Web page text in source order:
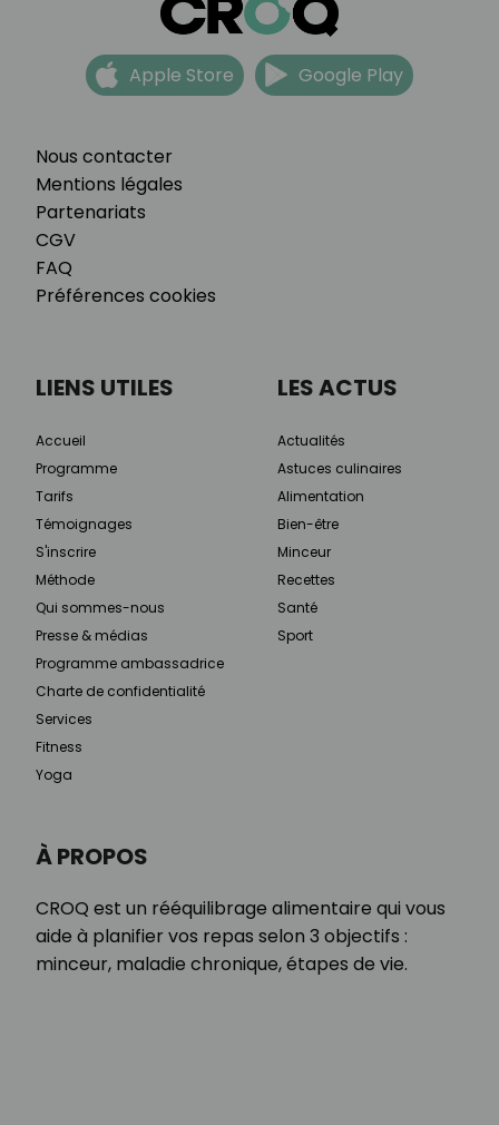
Nous contacter
Mentions légales
Partenariats
CGV
FAQ
Préférences cookies
Apple Store Google Play
À PROPOS
CROQ est un rééquilibrage alimentaire qui vous
aide à planifier vos repas selon 3 objectifs :
minceur, maladie chronique, étapes de vie.
LIENS UTILES
Accueil
Programme
Tarifs
Témoignages
S'inscrire
Méthode
Qui sommes-nous
Presse & médias
Programme ambassadrice
Charte de confidentialité
Services
Fitness
Yoga
LES ACTUS
Actualités
Astuces culinaires
Alimentation
Bien-être
Minceur
Recettes
Santé
Sport